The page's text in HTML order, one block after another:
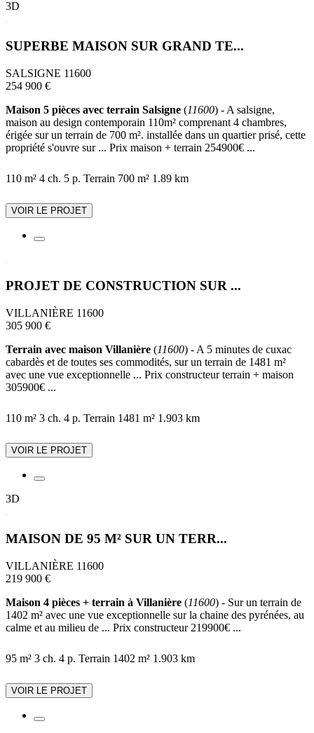
3D
SUPERBE MAISON SUR GRAND TE...
SALSIGNE 11600
254 900 €
Maison 5 pièces avec terrain Salsigne (11600) - A salsigne,
maison au design contemporain 110m² comprenant 4 chambres,
érigée sur un terrain de 700 m². installée dans un quartier prisé, cette
propriété s'ouvre sur ... Prix maison + terrain 254900€ ...
110 m² 4 ch. 5 p. Terrain 700 m² 1.89 km
VOIR LE PROJET
PROJET DE CONSTRUCTION SUR ...
VILLANIÈRE 11600
305 900 €
Terrain avec maison Villanière (11600) - A 5 minutes de cuxac
cabardès et de toutes ses commodités, sur un terrain de 1481 m²
avec une vue exceptionnelle ... Prix constructeur terrain + maison
305900€ ...
110 m² 3 ch. 4 p. Terrain 1481 m² 1.903 km
VOIR LE PROJET
3D
MAISON DE 95 M² SUR UN TERR...
VILLANIÈRE 11600
219 900 €
Maison 4 pièces + terrain à Villanière (11600) - Sur un terrain de
1402 m² avec une vue exceptionnelle sur la chaine des pyrénées, au
calme et au milieu de ... Prix constructeur 219900€ ...
95 m² 3 ch. 4 p. Terrain 1402 m² 1.903 km
VOIR LE PROJET